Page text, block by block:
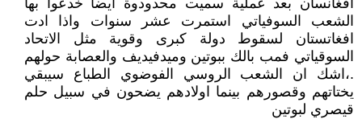
افغانسان بعد عملية سميت محدودوة ايضا خدعوا بها
الشعب السوفياتي استمرت عشر سنوات واذا ادت
افغاتستان لسقوط دولة كبرى وقوية مثل الاتحاد
السوقياتي فمب بالك ببوتين وميدفيديف والعصابة حولهم
.،اشك ان الشعب الروسي الفوضوي الطباع سيبقي
يختاتهم وقصورهم بينما اولادهم يضحون في سبيل حلم
قيصري لبوتين